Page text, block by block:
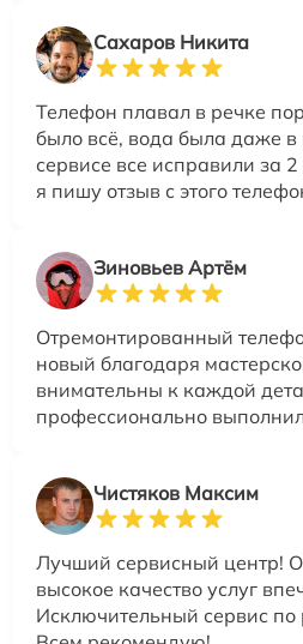
Сахаров Никита
Телефон плавал в речке
было всё, вода была даже в
сервисе все исправили за 2
я пишу отзыв с этого
Зиновьев Артём
Отремонтированный
новый благодаря
внимательны к каждой
профессионально
Чистяков Максим
Лучший сервисный центр!
высокое качество услуг
Исключительный сервис по